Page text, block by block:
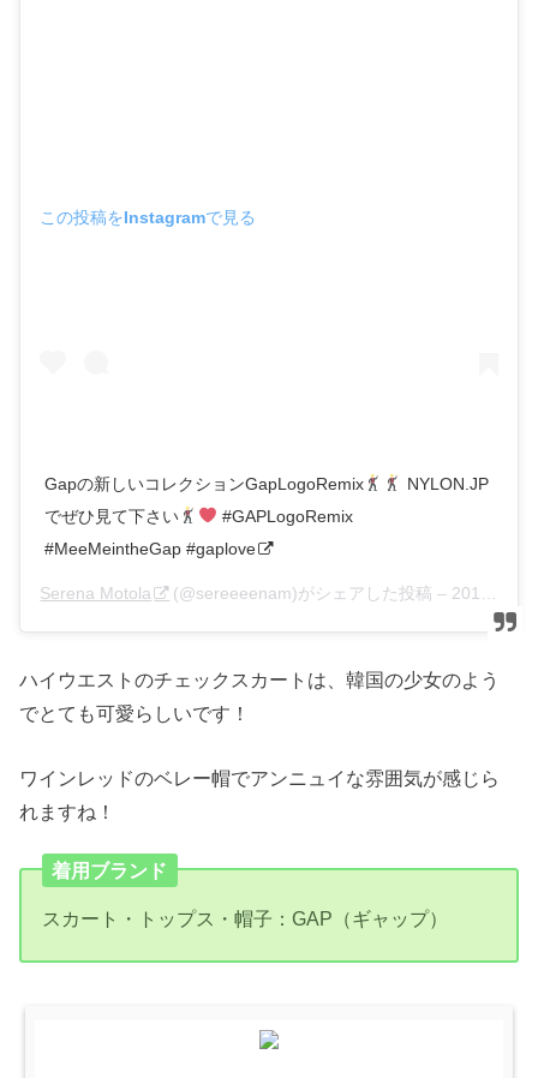
この投稿をInstagramで見る
Gapの新しいコレクションGapLogoRemix
NYLON.JP
でぜひ見て下さい
#GAPLogoRemix
#MeeMeintheGap #gaplove
Serena Motola (@sereeeenam)がシェアした投稿 – 2018年 2月月3日午前3時09分PST
ハイウエストのチェックスカートは、韓国の少女のよう
でとても可愛らしいです！
ワインレッドのベレー帽でアンニュイな雰囲気が感じら
れますね！
着用ブランド
スカート・トップス・帽子：GAP（ギャップ）